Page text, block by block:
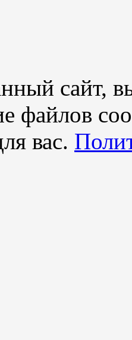
сайт,
файлов
вас.